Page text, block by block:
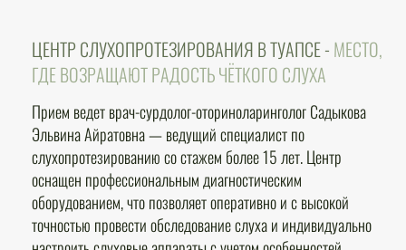
ЦЕНТР СЛУХОПРОТЕЗИРОВАНИЯ В ТУАПСЕ - МЕСТО,
ГДЕ ВОЗРАЩАЮТ РАДОСТЬ ЧЁТКОГО СЛУХА
Прием ведет врач-сурдолог-оториноларинголог Садыкова
Эльвина Айратовна — ведущий специалист по
слухопротезированию со стажем более 15 лет. Центр
оснащен профессиональным диагностическим
оборудованием, что позволяет оперативно и с высокой
точностью провести обследование слуха и индивидуально